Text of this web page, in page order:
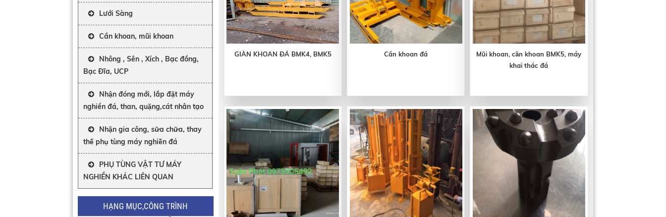
Lưới Sàng
Cần khoan, mũi khoan
Nhông , Sên , Xích , Bạc đồng,
Bạc Đĩa, UCP
Nhận đóng mới, lắp đặt máy
nghiền đá, than, quặng,cát nhân tạo
Nhận gia công, sữa chữa, thay
thế phụ tùng máy nghiền đá
PHỤ TÙNG VẬT TƯ MÁY
NGHIỀN KHÁC LIÊN QUAN
HẠNG MỤC,CÔNG TRÌNH
GIÀN KHOAN ĐÁ BMK4, BMK5 Cần khoan đá
Mũi khoan, cần khoan BMK5, máy
khai thác đá